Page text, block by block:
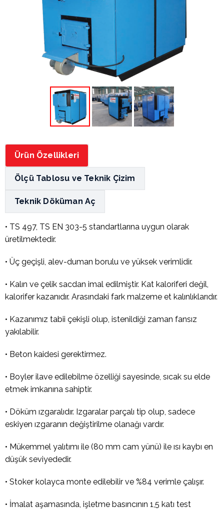
Ürün Özellikleri
Ölçü Tablosu ve Teknik Çizim
Teknik Döküman Aç
• TS 497, TS EN 303-5 standartlarına uygun olarak
üretilmektedir.
• Üç geçişli, alev-duman borulu ve yüksek verimlidir.
• Kalın ve çelik sacdan imal edilmiştir. Kat kaloriferi değil,
kalorifer kazanıdır. Arasındaki fark malzeme et kalınlıklarıdır.
• Kazanımız tabii çekişli olup, istenildiği zaman fansız
yakılabilir.
• Beton kaidesi gerektirmez.
• Boyler ilave edilebilme özelliği sayesinde, sıcak su elde
etmek imkanına sahiptir.
• Döküm ızgaralıdır. Izgaralar parçalı tip olup, sadece
eskiyen ızgaranın değiştirilme olanağı vardır.
• Mükemmel yalıtımı ile (80 mm cam yünü) ile ısı kaybı en
düşük seviyededir.
• Stoker kolayca monte edilebilir ve %84 verimle çalışır.
• İmalat aşamasında, işletme basıncının 1,5 katı test